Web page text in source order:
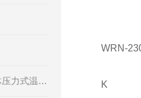
WTY系列全不锈钢液体压力式温度计
WRN-
K